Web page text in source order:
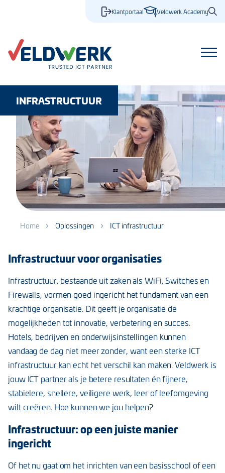
Klantportaal Veldwerk Academy
INFRASTRUCTUUR
Home Oplossingen ICT infrastructuur
Infrastructuur voor organisaties
Infrastructuur, bestaande uit zaken als WiFi, Switches en
Firewalls, vormen goed ingericht het fundament van een
krachtige organisatie. Dit geeft je organisatie de
mogelijkheden tot innovatie, verbetering en succes.
Hotels, bedrijven en onderwijsinstellingen kunnen
vandaag de dag niet meer zonder, want een sterke ICT
infrastructuur kan echt het verschil kan maken. Veldwerk is
jouw ICT partner als je betere resultaten én fijnere,
stabielere, snellere, veiligere werk, leer of leefomgeving
wilt creëren. Hoe kunnen we jou helpen?
Infrastructuur: op een juiste manier
ingericht
Of het nu gaat om het inrichten van een basisschool of een